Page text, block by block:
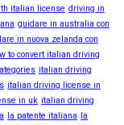
italian license driving in
guidare in australia con
in nuova zelanda con
to convert italian driving
italian driving
italian driving license in
in uk italian driving
la patente italiana
la